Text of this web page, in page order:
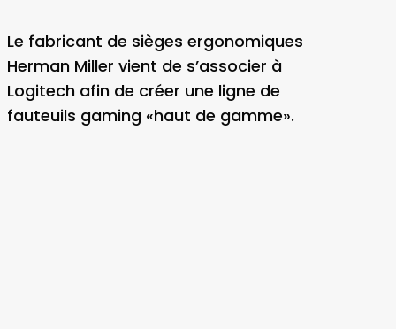
Le fabricant de sièges ergonomiques
Herman Miller vient de s’associer à
Logitech afin de créer une ligne de
fauteuils gaming «haut de gamme».